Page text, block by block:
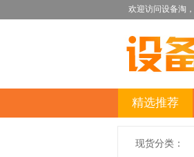
欢迎访问设备淘，
精选推荐
现货分类：